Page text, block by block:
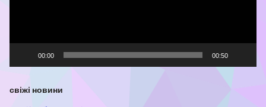
00:00 00:50
свіжі новини